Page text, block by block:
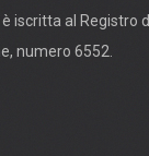
è iscritta al Registro
numero 6552.